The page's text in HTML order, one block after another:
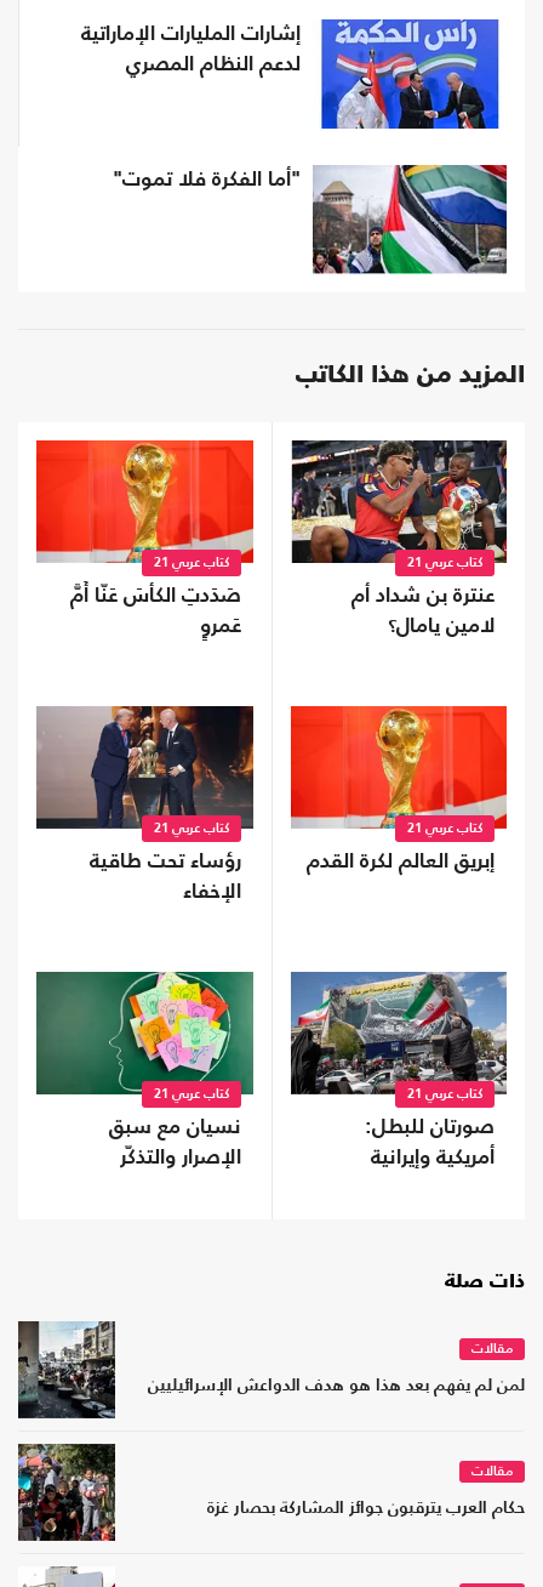
إشارات المليارات الإماراتية
لدعم النظام المصري
"أما الفكرة فلا تموت"
المزيد من هذا الكاتب
كتاب عربي 21
عنترة بن شداد أم
لامين يامال؟
كتاب عربي 21
صَدَدتِ الكأسَ عَنّا أُمَّ
عَمروٍ
كتاب عربي 21
إبريق العالم لكرة القدم
كتاب عربي 21
رؤساء تحت طاقية
الإخفاء
كتاب عربي 21
صورتان للبطل:
أمريكية وإيرانية
كتاب عربي 21
نسيان مع سبق
الإصرار والتذكّر
ذات صلة
مقالات
لمن لم يفهم بعد هذا هو هدف الدواعش الإسرائيليين
مقالات
حكام العرب يترقبون جوائز المشاركة بحصار غزة